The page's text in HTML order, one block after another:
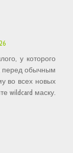
у которого
перед обычным
во всех новых
wildcard маску.